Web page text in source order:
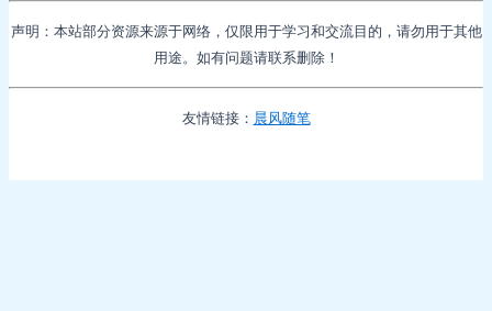
声明：本站部分资源来源于网络，仅限用于学习和交流目的，请勿用于其他
用途。如有问题请联系删除！
友情链接： 晨风随笔